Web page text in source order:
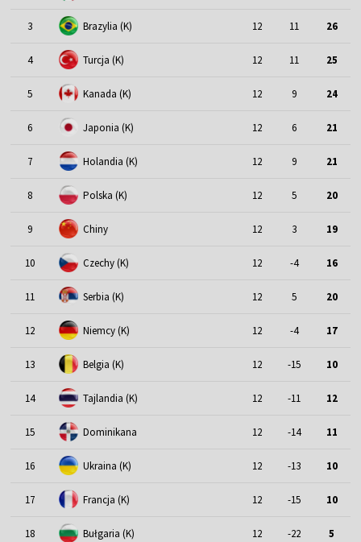
3 Brazylia (K) 12 11 26
4 Turcja (K) 12 11 25
5 Kanada (K) 12 9 24
6 Japonia (K) 12 6 21
7 Holandia (K) 12 9 21
8 Polska (K) 12 5 20
9 Chiny 12 3 19
10 Czechy (K) 12 -4 16
11 Serbia (K) 12 5 20
12 Niemcy (K) 12 -4 17
13 Belgia (K) 12 -15 10
14 Tajlandia (K) 12 -11 12
15 Dominikana 12 -14 11
16 Ukraina (K) 12 -13 10
17 Francja (K) 12 -15 10
18 Bułgaria (K) 12 -22 5